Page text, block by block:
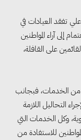
تفقد العيادات في
إلى آراء المواطنين
على القافلة،
من الخدمات، فبجانب
التحاليل اللازمة
وكل الخدمات التي
للاستفادة من